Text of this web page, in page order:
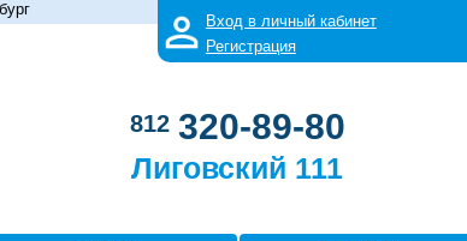
Вход в личный кабинет
Регистрация
812 320-89-80
Лиговский 111